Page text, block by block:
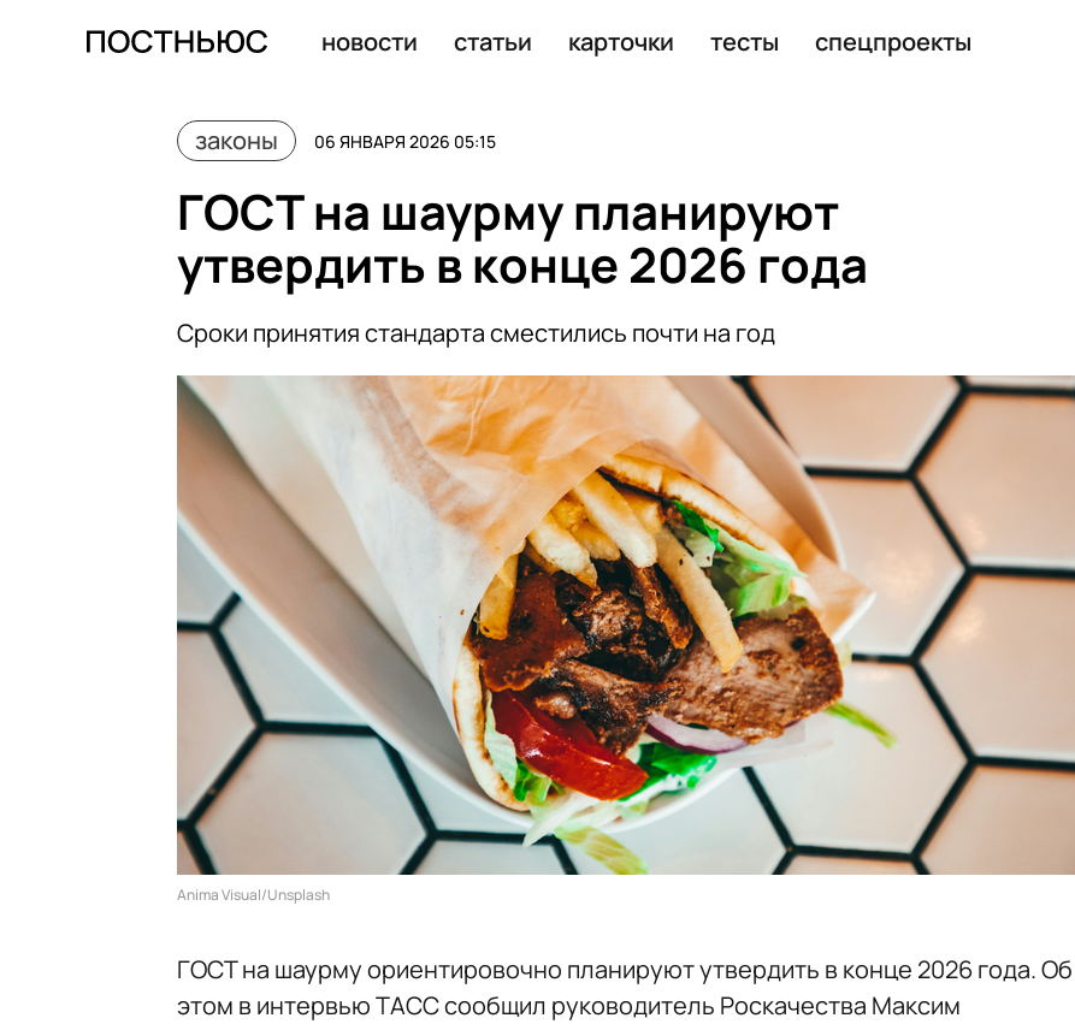
новости статьи карточки тесты спецпроекты
законы 06 ЯНВАРЯ 2026 05:15
ГОСТ на шаурму планируют
утвердить в конце 2026 года
Сроки принятия стандарта сместились почти на год
Anima Visual/Unsplash
ГОСТ на шаурму ориентировочно планируют утвердить в конце 2026 года. Об
этом в интервью ТАСС сообщил руководитель Роскачества Максим